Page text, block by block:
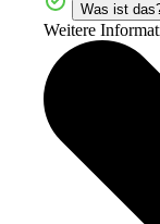
Was ist
Weitere